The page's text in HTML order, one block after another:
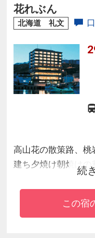
■ホテル屋上から見
花れぶん
北海道 礼文
高山花の散策路、桃
建ち夕焼け朝焼けの
火などの旅情溢れ
ります。
続
この宿